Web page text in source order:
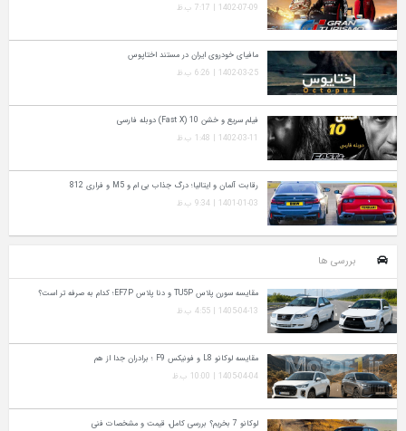
1402-07-09 | 7:17 ب.ظ
مافیای خودروی ایران در مستند اختاپوس
1402-03-25 | 6:26 ب.ظ
فیلم سریع و خشن 10 (Fast X) دوبله فارسی
1402-03-11 | 1:48 ب.ظ
رقابت آلمان و ایتالیا؛ درگ جذاب بی ام و M5 و فراری 812
1401-01-03 | 9:34 ب.ظ
بررسی ها
مقایسه سورن پلاس TU5P و دنا پلاس EF7P؛ کدام به‌ صرفه‌ تر است؟
1405-04-13 | 4:55 ب.ظ
مقایسه لوکانو L8 و فونیکس F9 ؛ برادران جدا از هم
1405-04-04 | 10:00 ب.ظ
لوکانو 7 بخریم؟ بررسی کامل، قیمت و مشخصات فنی